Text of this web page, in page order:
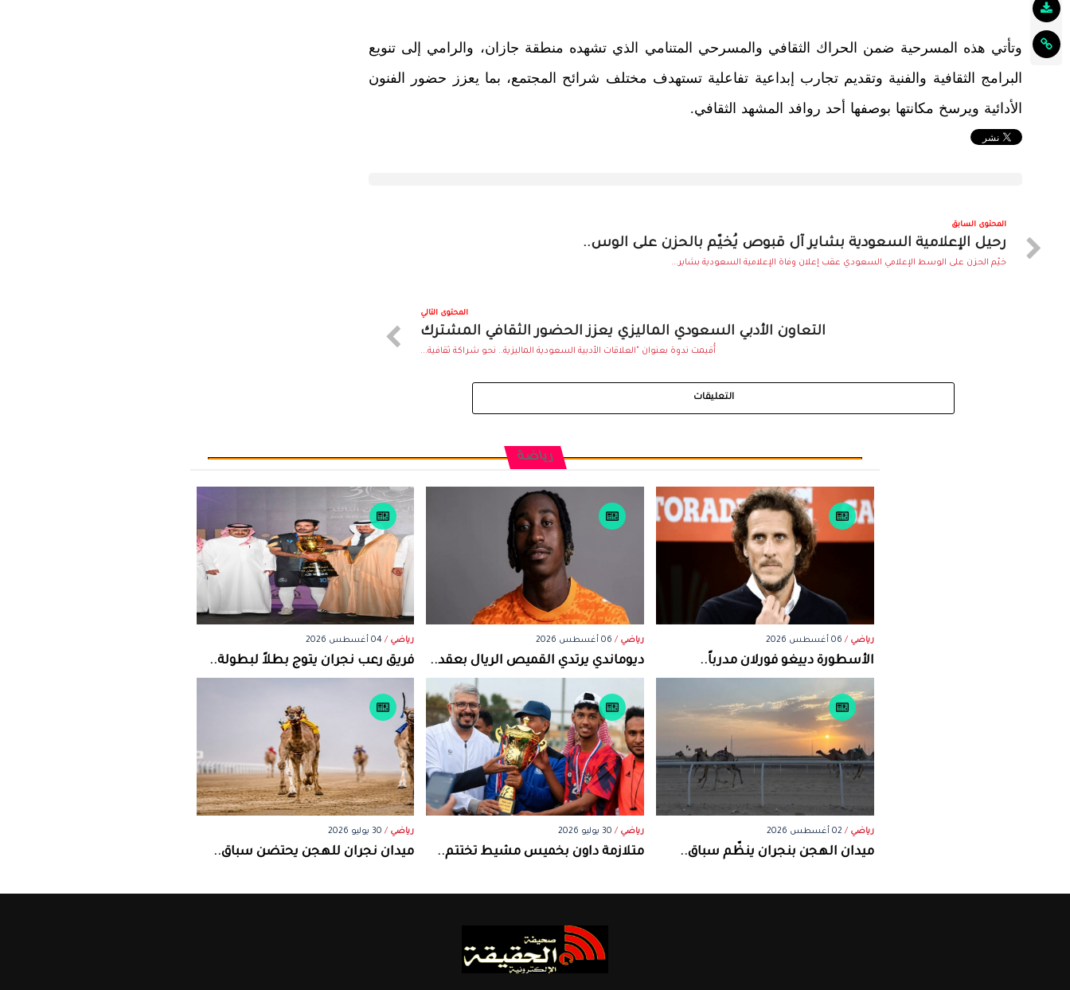
وتأتي هذه المسرحية ضمن الحراك الثقافي والمسرحي المتنامي الذي تشهده منطقة جازان، والرامي إلى تنويع
البرامج الثقافية والفنية وتقديم تجارب إبداعية تفاعلية تستهدف مختلف شرائح المجتمع، بما يعزز حضور الفنون
الأدائية ويرسخ مكانتها بوصفها أحد روافد المشهد الثقافي.
المحتوى السابق
رحيل الإعلامية السعودية بشاير آل قبوص يُخيّم بالحزن على الوس..
خيّم الحزن على الوسط الإعلامي السعودي عقب إعلان وفاة الإعلامية السعودية بشاير...
المحتوى التالي
التعاون الأدبي السعودي الماليزي يعزز الحضور الثقافي المشترك
أُقيمت ندوة بعنوان "العلاقات الأدبية السعودية الماليزية.. نحو شراكة ثقافية...
التعليقات
رياضة
رياضي / 06 أغسطس 2026
الأسطورة دييغو فورلان مدرباً..
رياضي / 06 أغسطس 2026
ديوماندي يرتدي القميص الريال بعقد..
رياضي / 04 أغسطس 2026
فريق رعب نجران يتوج بطلاً لبطولة..
رياضي / 02 أغسطس 2026
ميدان الهجن بنجران ينظّم سباق..
رياضي / 30 يوليو 2026
متلازمة داون بخميس مشيط تختتم..
رياضي / 30 يوليو 2026
ميدان نجران للهجن يحتضن سباق..